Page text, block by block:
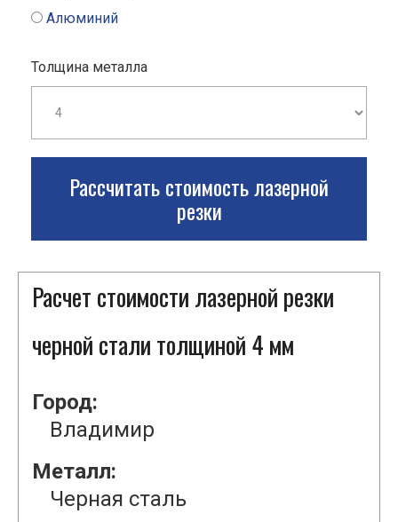
Алюминий
Толщина металла
Рассчитать стоимость лазерной
резки
Расчет стоимости лазерной резки
черной стали толщиной 4 мм
Город:
Владимир
Металл:
Черная сталь